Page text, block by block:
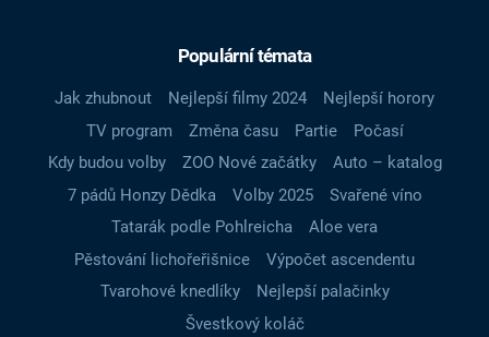
Populární témata
Jak zhubnout Nejlepší filmy 2024
Nejlepší horory
TV program
Změna času Partie
Počasí
Kdy budou volby
ZOO Nové začátky
Auto – katalog
7 pádů Honzy Dědka
Volby 2025
Svařené víno
Tatarák podle Pohlreicha
Aloe vera
Pěstování lichořeřišnice
Výpočet ascendentu
Tvarohové knedlíky
Nejlepší palačinky
Švestkový koláč